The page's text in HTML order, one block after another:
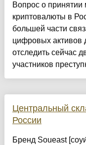
Вопрос о принятии
криптовалюты в
большей части
цифровых активов
отследить сейчас
участников
Центральный
России
Бренд Soueast